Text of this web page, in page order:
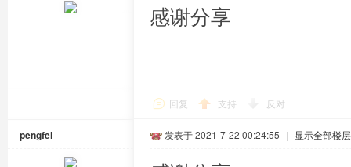
感谢分享
回复 支持 反对
pengfei 发表于 2021-7-22 00:24:55 | 显示全部楼层